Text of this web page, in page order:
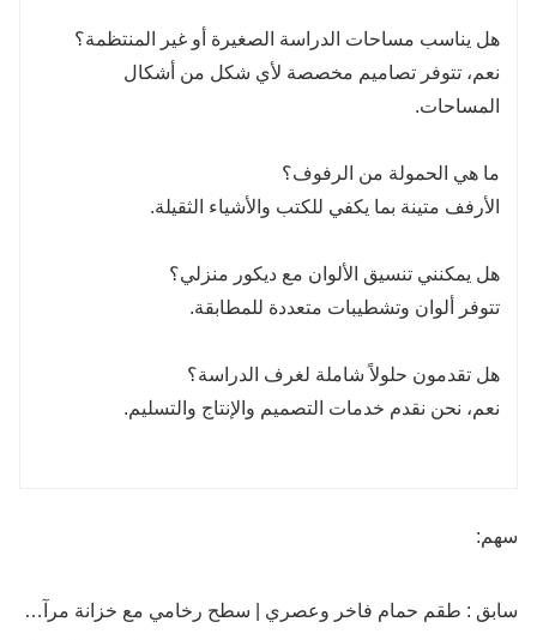
هل يناسب مساحات الدراسة الصغيرة أو غير المنتظمة؟
نعم، تتوفر تصاميم مخصصة لأي شكل من أشكال
المساحات.
ما هي الحمولة من الرفوف؟
الأرفف متينة بما يكفي للكتب والأشياء الثقيلة.
هل يمكنني تنسيق الألوان مع ديكور منزلي؟
تتوفر ألوان وتشطيبات متعددة للمطابقة.
هل تقدمون حلولاً شاملة لغرف الدراسة؟
نعم، نحن نقدم خدمات التصميم والإنتاج والتسليم.
سهم:
سابق : طقم حمام فاخر وعصري | سطح رخامي مع خزانة مرآة بإضاءة LED